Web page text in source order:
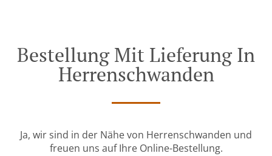
Bestellung Mit Lieferung In
Herrenschwanden
Ja, wir sind in der Nähe von Herrenschwanden und
freuen uns auf Ihre Online-Bestellung.